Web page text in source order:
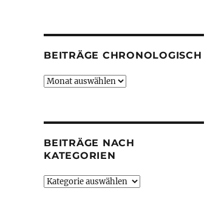
BEITRÄGE CHRONOLOGISCH
Beiträge
BEITRÄGE NACH
KATEGORIEN
Beiträge